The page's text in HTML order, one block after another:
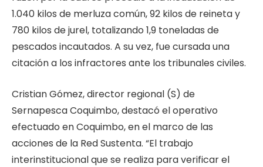
1.040 kilos de merluza común, 92 kilos de reineta y
780 kilos de jurel, totalizando 1,9 toneladas de
pescados incautados. A su vez, fue cursada una
citación a los infractores ante los tribunales civiles.
Cristian Gómez, director regional (S) de
Sernapesca Coquimbo, destacó el operativo
efectuado en Coquimbo, en el marco de las
acciones de la Red Sustenta. “El trabajo
interinstitucional que se realiza para verificar el